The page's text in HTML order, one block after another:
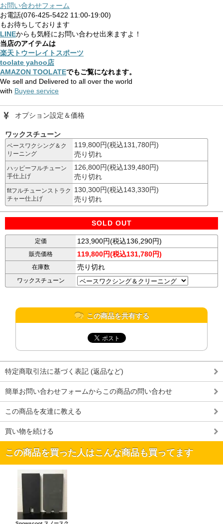
お問い合わせフォーム
お電話(076-425-5422 11:00-19:00)
もお待ちしております
LINEからも気軽にお問い合わせ出来ますよ！
当店のアイテムは
楽天トウーレイトスポーツ
toolate yahoo店
AMAZON TOOLATEでもご覧になれます。
We sell and Delivered to all over the world
with Buyee service
オプション設定＆価格
ワックスチューン
ベースワクシング＆ク
リーニング
119,800円(税込131,780円)
売り切れ
ハッピーフルチューン
手仕上げ
126,800円(税込139,480円)
売り切れ
fitフルチューンストラク
チャー仕上げ
130,300円(税込143,330円)
売り切れ
SOLD OUT
定価 123,900円(税込136,290円)
販売価格 119,800円(税込131,780円)
在庫数 売り切れ
ワックスチューン
この商品を共有する
特定商取引法に基づく表記 (返品など)
簡単お問い合わせフォームからこの商品の問い合わせ
この商品を友達に教える
買い物を続ける
この商品を買った人はこんな商品も買ってます